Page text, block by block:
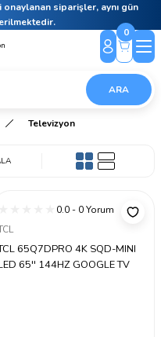
siparişler, aynı gün
ARA
0
Televizyon
0.0 - 0 Yorum
65Q7DPRO 4K SQD-MINI
65'' 144HZ GOOGLE TV